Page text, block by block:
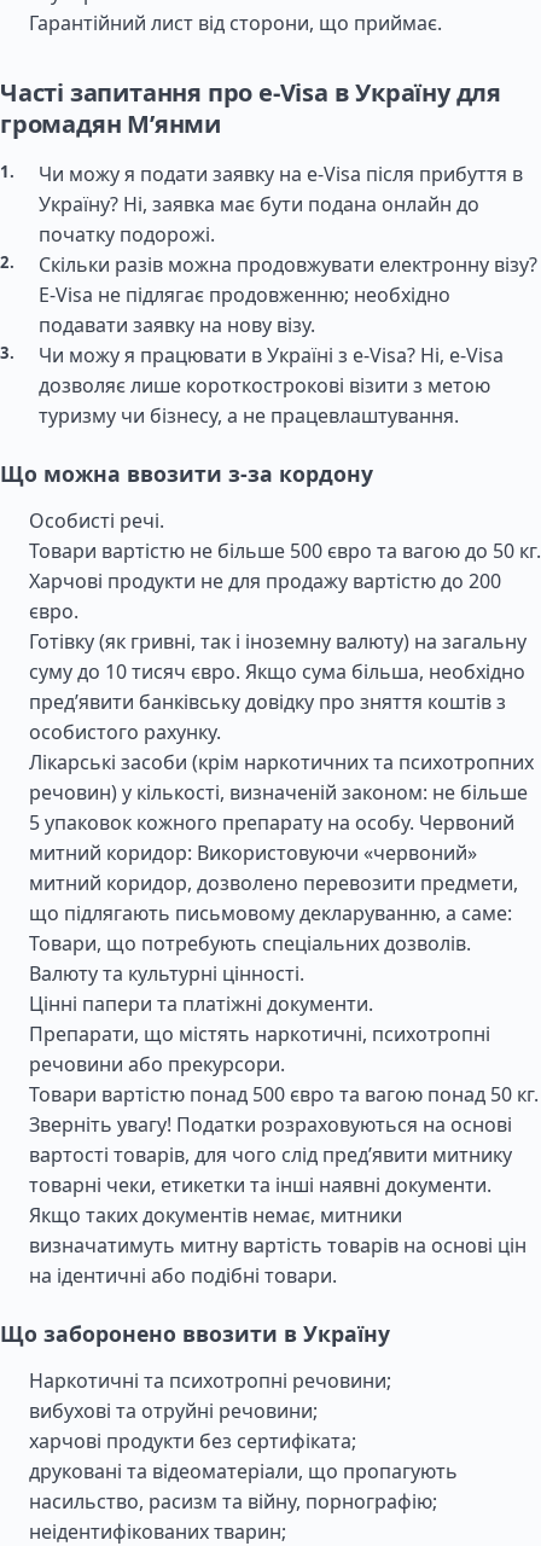
Гарантійний лист від сторони, що приймає.
Часті запитання про e-Visa в Україну для
громадян М’янми
Чи можу я подати заявку на e-Visa після прибуття в
Україну? Ні, заявка має бути подана онлайн до
початку подорожі.
Скільки разів можна продовжувати електронну візу?
E-Visa не підлягає продовженню; необхідно
подавати заявку на нову візу.
Чи можу я працювати в Україні з e-Visa? Ні, e-Visa
дозволяє лише короткострокові візити з метою
туризму чи бізнесу, а не працевлаштування.
Що можна ввозити з-за кордону
Особисті речі.
Товари вартістю не більше 500 євро та вагою до 50 кг.
Харчові продукти не для продажу вартістю до 200
євро.
Готівку (як гривні, так і іноземну валюту) на загальну
суму до 10 тисяч євро. Якщо сума більша, необхідно
пред’явити банківську довідку про зняття коштів з
особистого рахунку.
Лікарські засоби (крім наркотичних та психотропних
речовин) у кількості, визначеній законом: не більше
5 упаковок кожного препарату на особу. Червоний
митний коридор: Використовуючи «червоний»
митний коридор, дозволено перевозити предмети,
що підлягають письмовому декларуванню, а саме:
Товари, що потребують спеціальних дозволів.
Валюту та культурні цінності.
Цінні папери та платіжні документи.
Препарати, що містять наркотичні, психотропні
речовини або прекурсори.
Товари вартістю понад 500 євро та вагою понад 50 кг.
Зверніть увагу! Податки розраховуються на основі
вартості товарів, для чого слід пред’явити митнику
товарні чеки, етикетки та інші наявні документи.
Якщо таких документів немає, митники
визначатимуть митну вартість товарів на основі цін
на ідентичні або подібні товари.
Що заборонено ввозити в Україну
Наркотичні та психотропні речовини;
вибухові та отруйні речовини;
харчові продукти без сертифіката;
друковані та відеоматеріали, що пропагують
насильство, расизм та війну, порнографію;
неідентифікованих тварин;